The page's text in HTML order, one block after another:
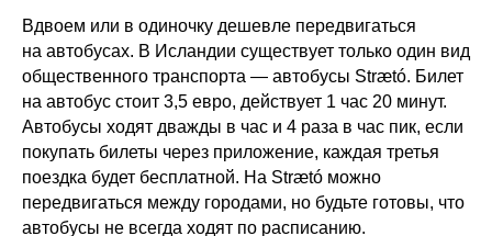
Вдвоем или в одиночку дешевле передвигаться
на автобусах. В Исландии существует только один вид
общественного транспорта — автобусы Strætó. Билет
на автобус стоит 3,5 евро, действует 1 час 20 минут.
Автобусы ходят дважды в час и 4 раза в час пик, если
покупать билеты через приложение, каждая третья
поездка будет бесплатной. На Strætó можно
передвигаться между городами, но будьте готовы, что
автобусы не всегда ходят по расписанию.